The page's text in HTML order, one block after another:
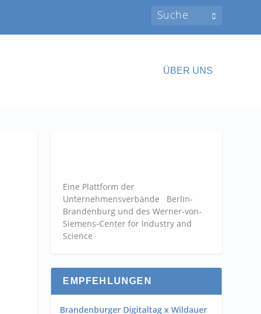
ÜBER UNS
Eine Plattform der
Unternehmensverbände Berlin-
Brandenburg und des Werner-von-
Siemens-Center for Industry and
Science
EMPFEHLUNGEN
Brandenburger Digitaltag x Wildauer